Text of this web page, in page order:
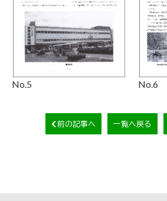
No.5 No.6
前の記事へ 一覧へ戻る